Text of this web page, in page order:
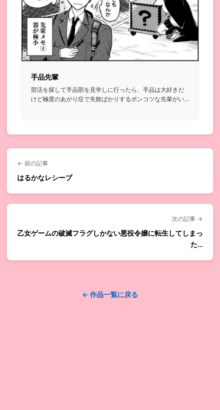
手品先輩
部活を探して手品部を見学しに行ったら、手品は大好きだ
けど極度のあがり症で失敗ばかりするポンコツな先輩がい
← 前の記事
はるかなレシーブ
次の記事 →
乙女ゲームの破滅フラグしかない悪役令嬢に転生してしまっ
た…
← 作品一覧に戻る